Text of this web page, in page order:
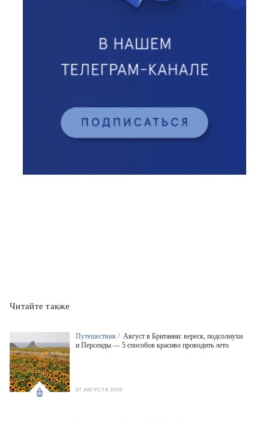
Читайте также
Путешествия / Август в Британии: вереск, подсолнухи
и Персеиды — 5 способов красиво проводить лето
07 АВГУСТА 2026